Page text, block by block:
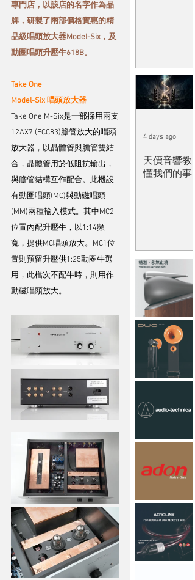
專門店，以該店的名字作為品
牌，研製了兩部價格實惠的精
品級唱頭放大器Model-Six，及
動圈唱頭升壓牛618B。
Take One
Model-Six 唱頭放大器
Take One M-Six是一部採用兩支
12AX7 (ECC83)膽管放大的唱頭
放大器，以晶體管與膽管雙結
合，晶體管用於低阻抗輸出，
與膽管結構互作配合。此機設
有動圈唱頭(MC)與動磁唱頭
(MM)兩種輸入模式。其中MC2
位置內配升壓牛，以1:14頻
寬，提供MC唱頭放大。MC1位
置則預留升壓供1:25動圈牛選
用，此檔次不配牛時，則用作
動磁唱頭放大。
天價音響教
懂我們的事
4 days ago